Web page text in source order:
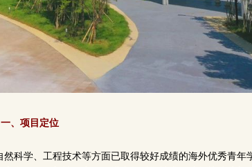
一、项目定位
科学、工程技术等方面已取得较好成绩的海外优秀青年